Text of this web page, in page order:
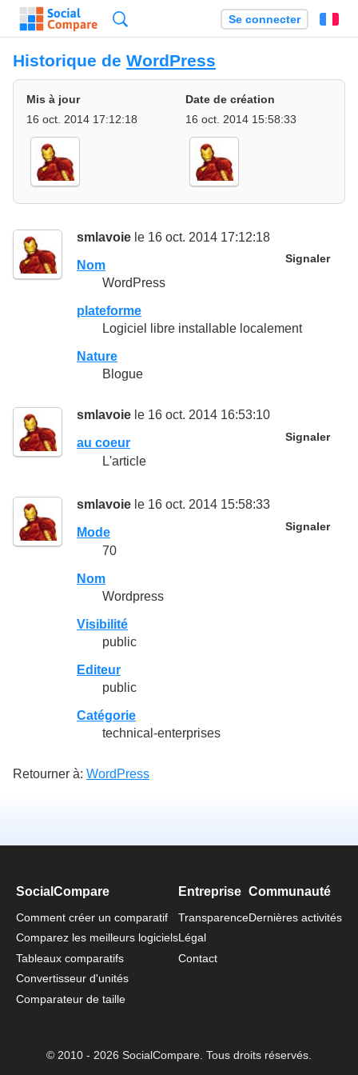
Se connecter
Historique de WordPress
Mis à jour
16 oct. 2014 17:12:18
Date de création
16 oct. 2014 15:58:33
smlavoie le 16 oct. 2014 17:12:18
Signaler
Nom
WordPress
plateforme
Logiciel libre installable localement
Nature
Blogue
smlavoie le 16 oct. 2014 16:53:10
Signaler
au coeur
L'article
smlavoie le 16 oct. 2014 15:58:33
Signaler
Mode
70
Nom
Wordpress
Visibilité
public
Editeur
public
Catégorie
technical-enterprises
Retourner à: WordPress
SocialCompare
Comment créer un comparatif
Comparez les meilleurs logiciels
Tableaux comparatifs
Convertisseur d'unités
Comparateur de taille
Entreprise
Transparence
Légal
Contact
Communauté
Dernières activités
© 2010 - 2026 SocialCompare. Tous droits réservés.